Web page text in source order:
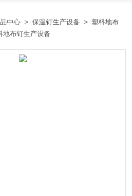
中心 >保温钉生产设备 > 塑料地布
布钉生产设备